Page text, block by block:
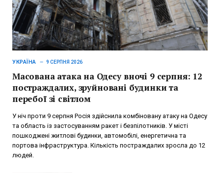
УКРАЇНА 9 СЕРПНЯ 2026
Масована атака на Одесу вночі 9 серпня: 12
постраждалих, зруйновані будинки та
перебої зі світлом
У ніч проти 9 серпня Росія здійснила комбіновану атаку на Одесу
та область із застосуванням ракет і безпілотників. У місті
пошкоджені житлові будинки, автомобілі, енергетична та
портова інфраструктура. Кількість постраждалих зросла до 12
людей.